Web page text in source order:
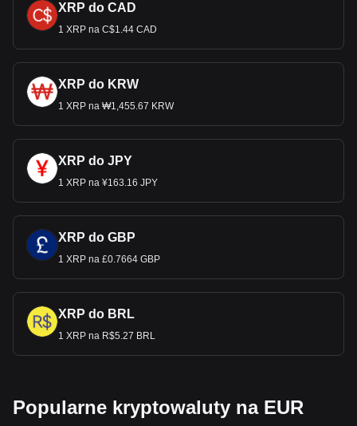
XRP do CAD
1 XRP na C$1.44 CAD
XRP do KRW
1 XRP na ₩1,455.67 KRW
XRP do JPY
1 XRP na ¥163.16 JPY
XRP do GBP
1 XRP na £0.7664 GBP
XRP do BRL
1 XRP na R$5.27 BRL
Popularne kryptowaluty na EUR